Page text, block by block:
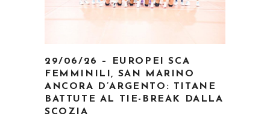
29/06/26 – EUROPEI SCA
FEMMINILI, SAN MARINO
ANCORA D’ARGENTO: TITANE
BATTUTE AL TIE-BREAK DALLA
SCOZIA